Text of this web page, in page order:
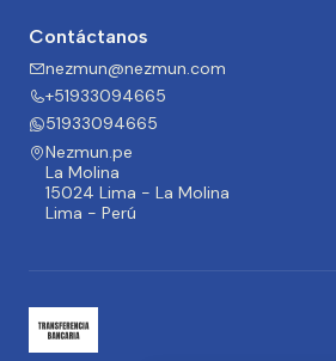
Contáctanos
nezmun@nezmun.com
+51933094665
51933094665
Nezmun.pe
La Molina
15024 Lima - La Molina
Lima - Perú